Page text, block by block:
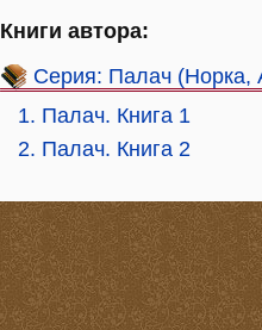
Книги автора:
Серия: Палач (Норка,
1. Палач. Книга 1
2. Палач. Книга 2